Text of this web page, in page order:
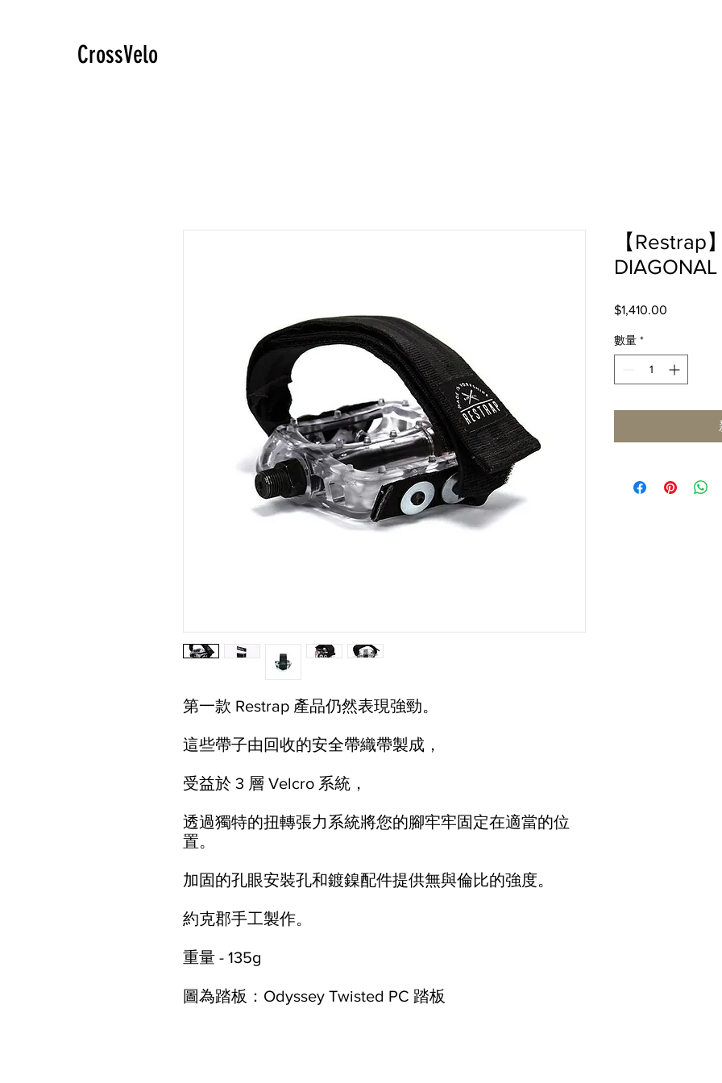
CrossVelo
第一款 Restrap 產品仍然表現強勁。
這些帶子由回收的安全帶織帶製成，
受益於 3 層 Velcro 系統，
透過獨特的扭轉張力系統將您的腳牢牢固定在適當的位
置。
加固的孔眼安裝孔和鍍鎳配件提供無與倫比的強度。
約克郡手工製作。
重量 - 135g
圖為踏板：Odyssey Twisted PC 踏板
【Restrap
DIAGONAL
$1,410.00
數量 *